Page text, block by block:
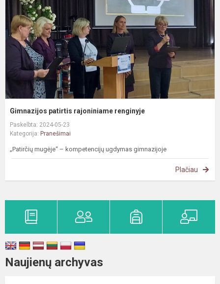
Gimnazijos patirtis rajoniniame renginyje
Paskelbta: 2024-05-23
Kategorija: Pranešimai
„Patirčių mugėje“ – kompetencijų ugdymas gimnazijoje
Plačiau
Naujienų archyvas